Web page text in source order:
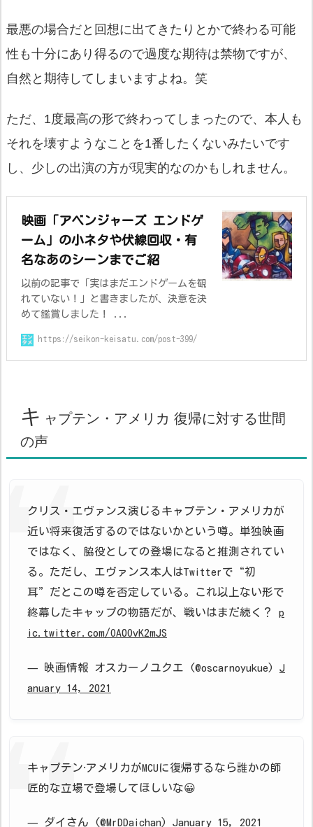
最悪の場合だと回想に出てきたりとかで終わる可能
性も十分にあり得るので過度な期待は禁物ですが、
自然と期待してしまいますよね。笑
ただ、1度最高の形で終わってしまったので、本人も
それを壊すようなことを1番したくないみたいです
し、少しの出演の方が現実的なのかもしれません。
映画「アベンジャーズ エンドゲ
ーム」の小ネタや伏線回収・有
名なあのシーンまでご紹
以前の記事で「実はまだエンドゲームを観
れていない！」と書きましたが、決意を決
めて鑑賞しました！ ...
https://seikon-keisatu.com/post-399/
キ ャプテン・アメリカ 復帰に対する世間
の声
クリス・エヴァンス演じるキャプテン・アメリカが
近い将来復活するのではないかという噂。単独映画
ではなく、脇役としての登場になると推測されてい
る。ただし、エヴァンス本人はTwitterで“初
耳”だとこの噂を否定している。これ以上ない形で
終幕したキャップの物語だが、戦いはまだ続く？ p
ic.twitter.com/OA0OvK2mJS
— 映画情報 オスカーノユクエ (@oscarnoyukue) J
anuary 14, 2021
キャプテン·アメリカがMCUに復帰するなら誰かの師
匠的な立場で登場してほしいな😀
— ダイさん (@MrDDaichan) January 15, 2021